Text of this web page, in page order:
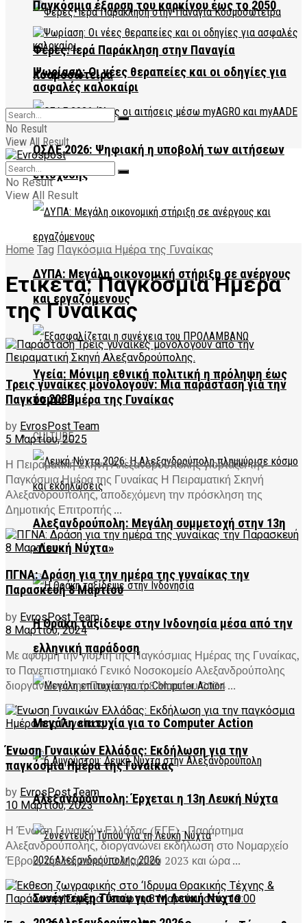
Φέρες: Ιερά Παράκληση στην Παναγία
Κοσμοσώτειρα
ΟΣΔΕ 2026: Ψηφιακή η υποβολή των αιτήσεων
ενίσχυσης
ΔΥΠΑ: Μεγάλη οικονομική στήριξη σε ανέργους
και εργαζόμενους
Υγεία: Μόνιμη εθνική πολιτική η πρόληψη έως
το 2030
CULTURE
Αλεξανδρούπολη: Μεγάλη συμμετοχή στην 13η
«Λευκή Νύχτα»
Η Θράκη ταξίδεψε στην Ινδονησία μέσα από την
ελληνική παράδοση
Μεγάλη επιτυχία για το Computer Action
Αλεξανδρούπολη: Έρχεται η 13η Λευκή Νύχτα
Συνέντευξη Τύπου για τη Λευκή Νύχτα
Παγκόσμια έξαρση του καρκίνου έως το 2050
Ψωρίαση: Οι νέες θεραπείες και οι οδηγίες για
ασφαλές καλοκαίρι
No Result
View All Result
No Result
View All Result
Home Tag Παγκόσμια Ημέρα της Γυναίκας
Ετικέτα:Παγκόσμια Ημέρα
της Γυναίκας
Τρεις γυναίκες μονολογούν: Μια παράσταση για την
Παγκόσμια Ημέρα της Γυναίκας
by EvrosPost Team
5 Μαρτίου, 2025
Η Πειραματική Σκηνή Αλεξανδρούπολης γιορτάζει την
Παγκόσμια Ημέρα της Γυναίκας Η Πειραματική Σκηνή
Αλεξανδρούπολης, αποδεχόμενη την πρόσκληση της
Δημοτικής Επιτροπής ...
ΠΓΝΑ: Δράση για την ημέρα της γυναίκας την
Παρασκευή 8 Μαρτίου
by EvrosPost Team
8 Μαρτίου, 2024
Με αφορμή την γιορτή της Παγκόσμιας Ημέρας της Γυναίκας,
το Πανεπιστημιακό Γενικό Νοσοκομείο Αλεξανδρούπολης
διοργανώνει, την Παρασκευή 8 Μαρτίου 2024 ...
Ένωση Γυναικών Ελλάδας: Εκδήλωση για την
παγκόσμια Ημέρα της Γυναίκας
by EvrosPost Team
10 Μαρτίου, 2023
Η Ένωση Γυναικών Ελλάδας (ΕΓΕ) - Παράρτημα
Αλεξανδρούπολης, διοργανώνει εκδήλωση στο Νομαρχείο
Έβρου, την Κυριακή 12 Μαρτίου 2023 και ώρα ...